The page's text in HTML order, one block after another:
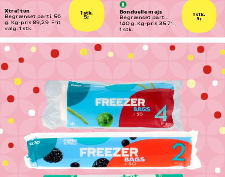
1 stk.
5,-
Xtra! tun
Begrænset parti. 56
g. Kg-pris 89,29. Frit
valg. 1 stk.
1 stk.
5,-
Bonduelle majs
Begrænset parti.
140 g. Kg-pris 35,71.
1 stk.